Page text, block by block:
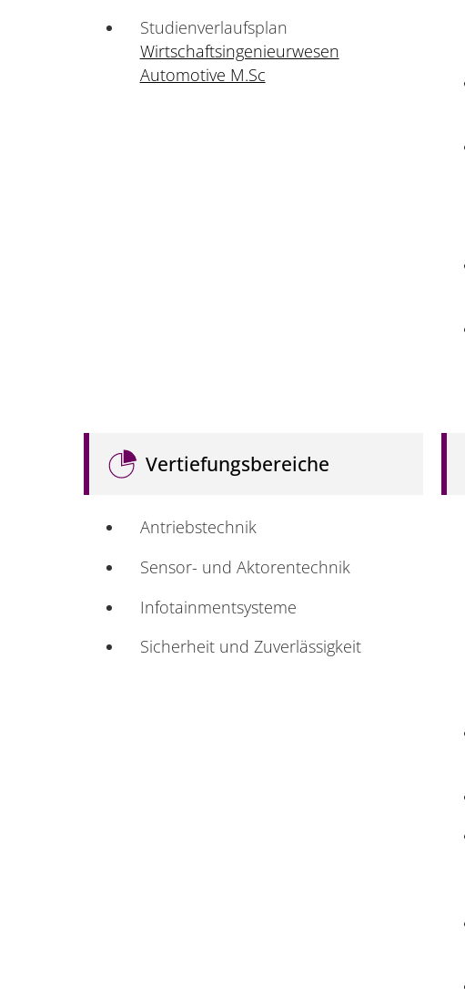
Studienverlaufsplan
Wirtschaftsingenieurwesen
Automotive M.Sc
Vertiefungsbereiche
Antriebstechnik
Sensor- und Aktorentechnik
Infotainmentsysteme
Sicherheit und Zuverlässigkeit